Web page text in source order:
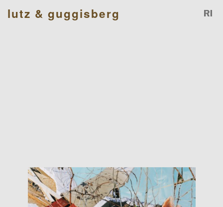
lutz & guggisberg